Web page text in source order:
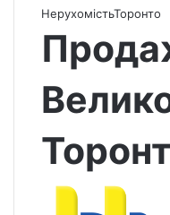
НерухомістьТоронто